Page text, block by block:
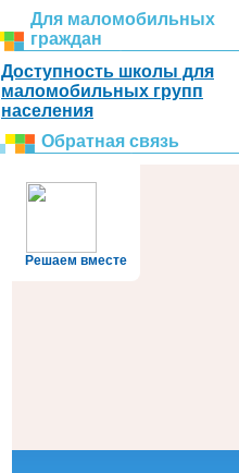
Для маломобильных
граждан
Доступность школы для
маломобильных групп
населения
Обратная связь
Решаем вместе